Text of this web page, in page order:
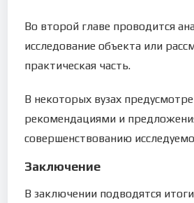
Во второй главе проводится
исследование объекта или
практическая часть.
В некоторых вузах
рекомендациями и
совершенствованию
Заключение
В заключении подводятся